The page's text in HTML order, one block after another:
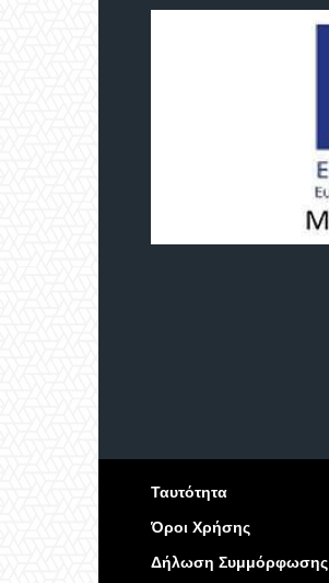
Ταυτότητα
Όροι Χρήσης
Δήλωση Συμμόρφωσης